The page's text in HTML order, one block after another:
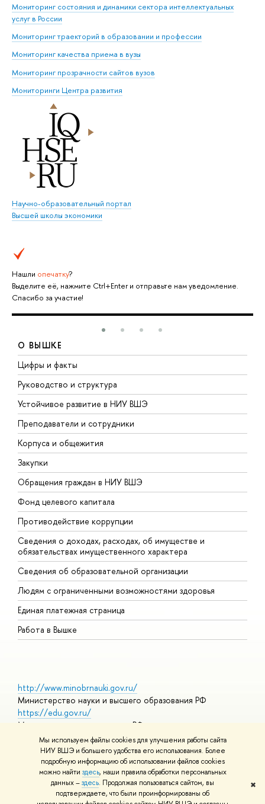
Мы используем файлы cookies для улучшения работы сайта
НИУ ВШЭ и большего удобства его использования. Более
подробную информацию об использовании файлов cookies
можно найти здесь, наши правила обработки персональных
данных –здесь. Продолжая пользоваться сайтом, вы
подтверждаете, что были проинформированы об
✖
Мониторинг состояния и динамики сектора интеллектуальных
услуг в России
Мониторинг траекторий в образовании и профессии
Мониторинг качества приема в вузы
Мониторинг прозрачности сайтов вузов
Мониторинги Центра развития
Научно-образовательный портал
Высшей школы экономики
Нашли опечатку?
Выделите её, нажмите Ctrl+Enter и отправьте нам уведомление.
Спасибо за участие!
О ВЫШКЕ
Цифры и факты
Руководство и структура
Устойчивое развитие в НИУ ВШЭ
Преподаватели и сотрудники
Корпуса и общежития
Закупки
Обращения граждан в НИУ ВШЭ
Фонд целевого капитала
Противодействие коррупции
Сведения о доходах, расходах, об имуществе и
обязательствах имущественного характера
Сведения об образовательной организации
Людям с ограниченными возможностями здоровья
Единая платежная страница
Работа в Вышке
http://www.minobrnauki.gov.ru/
Министерство науки и высшего образования РФ
https://edu.gov.ru/
Министерство просвещения РФ
https://elearning.hse.ru/mooc
Массовые открытые онлайн-курсы
© НИУ ВШЭ 1993–2026 Адреса и контактыУсловия
использования материалов Политика конфиденциальности